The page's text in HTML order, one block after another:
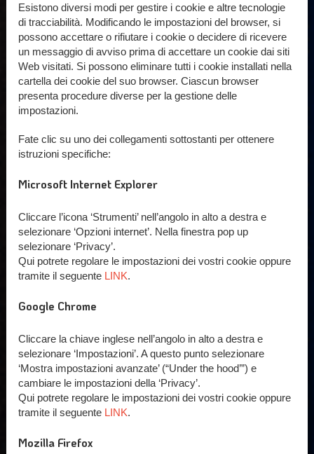
Esistono diversi modi per gestire i cookie e altre tecnologie
di tracciabilità. Modificando le impostazioni del browser, si
possono accettare o rifiutare i cookie o decidere di ricevere
un messaggio di avviso prima di accettare un cookie dai siti
Web visitati. Si possono eliminare tutti i cookie installati nella
cartella dei cookie del suo browser. Ciascun browser
presenta procedure diverse per la gestione delle
impostazioni.
Fate clic su uno dei collegamenti sottostanti per ottenere
istruzioni specifiche:
Microsoft Internet Explorer
Cliccare l’icona ‘Strumenti’ nell’angolo in alto a destra e
selezionare ‘Opzioni internet’. Nella finestra pop up
selezionare ‘Privacy’.
Qui potrete regolare le impostazioni dei vostri cookie oppure
tramite il seguente LINK.
Google Chrome
Cliccare la chiave inglese nell’angolo in alto a destra e
selezionare ‘Impostazioni’. A questo punto selezionare
‘Mostra impostazioni avanzate’ (“Under the hood’”) e
cambiare le impostazioni della ‘Privacy’.
Qui potrete regolare le impostazioni dei vostri cookie oppure
tramite il seguente LINK.
Mozilla Firefox